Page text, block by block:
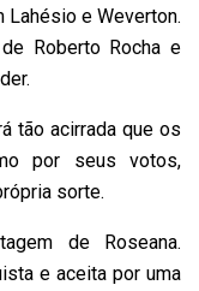
Lahésio e Weverton.
Roberto Rocha e
tão acirrada que os
por seus votos,
sorte.
de Roseana.
e aceita por uma